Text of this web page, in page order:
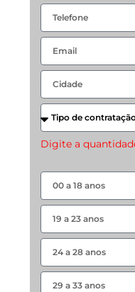
Digite a